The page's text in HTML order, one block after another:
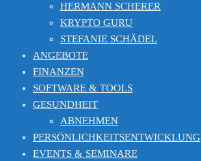
HERMANN SCHERER
KRYPTO GURU
STEFANIE SCHÄDEL
ANGEBOTE
FINANZEN
SOFTWARE & TOOLS
GESUNDHEIT
ABNEHMEN
PERSÖNLICHKEITSENTWICKLUNG
EVENTS & SEMINARE